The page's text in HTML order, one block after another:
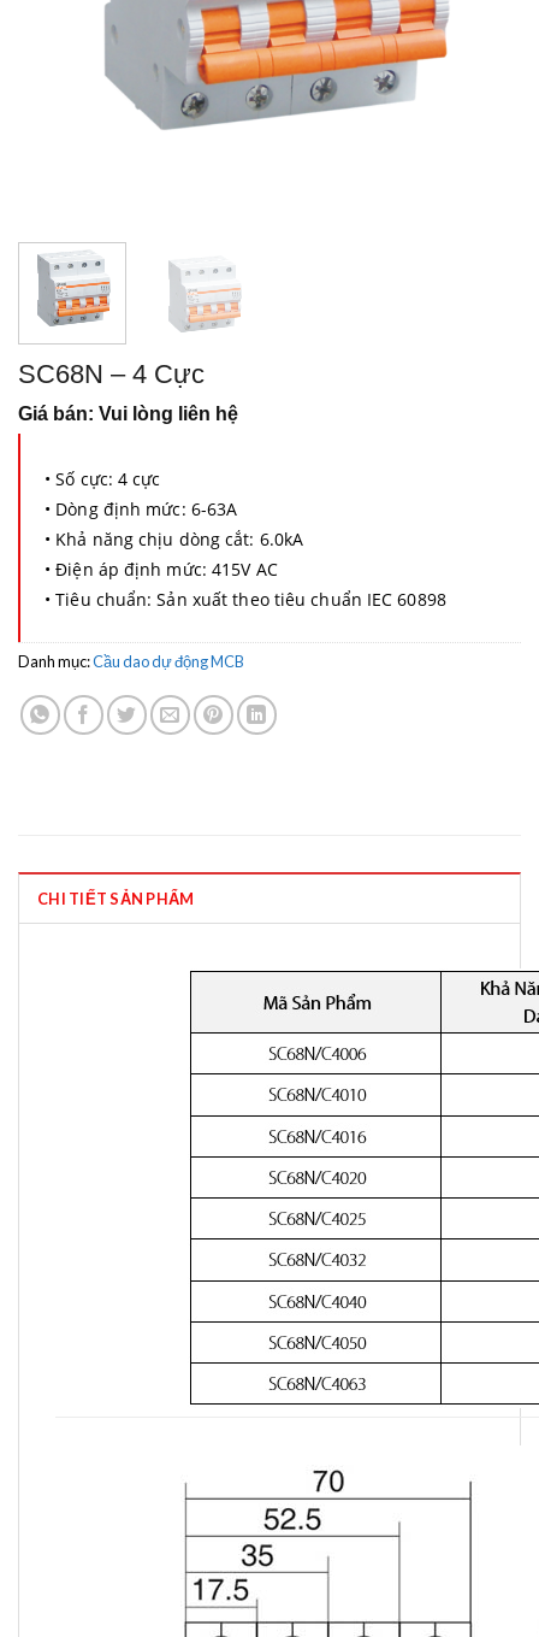
SC68N – 4 Cực
Giá bán: Vui lòng liên hệ
• Số cực: 4 cực
• Dòng định mức: 6-63A
• Khả năng chịu dòng cắt: 6.0kA
• Điện áp định mức: 415V AC
• ​Tiêu chuẩn: Sản xuất theo tiêu chuẩn IEC 60898
Danh mục:Cầu dao dự động MCB
CHI TIẾT SẢN PHẨM